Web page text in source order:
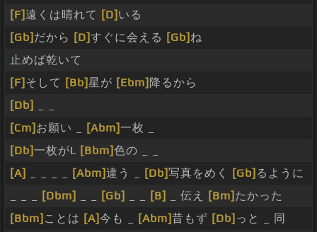
[F]遠くは晴れて [D] いる
[Gb] だから [D]すぐに会える [Gb] ね
止めば乾いて
[F] そして [Bb]星が [Ebm] 降るから
[Db]
[Cm] お願い _ [Abm]一枚 _
[Db]一枚がL [Bbm]色の _ _
[A]
[Abm]違う _ [Db]写真をめく [Gb] るように
[Dbm] [Gb] [B] _ 伝え [Bm] たかった
[Bbm] ことは [A]今も _ [Abm]昔もず [Db] っと _ 同